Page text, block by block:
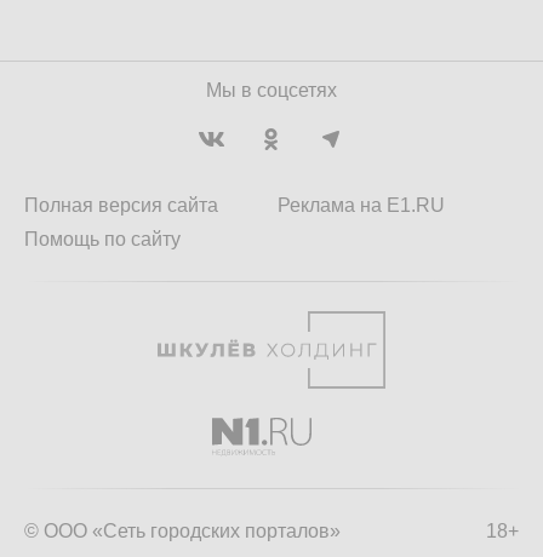
Мы в соцсетях
Полная версия сайта
Помощь по сайту
Реклама на E1.RU
18+
© ООО «Сеть городских порталов»